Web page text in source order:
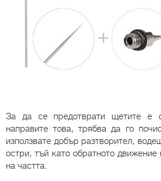
За да се предотврати щетите е
направите това, трябва да го
използвате добър разтворител,
остри, тъй като обратното
на частта.